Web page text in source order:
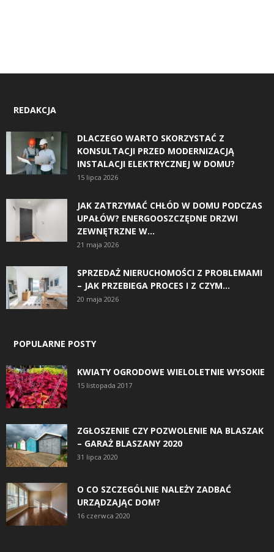
REDAKCJA
DLACZEGO WARTO SKORZYSTAĆ Z
KONSULTACJI PRZED MODERNIZACJĄ
INSTALACJI ELEKTRYCZNEJ W DOMU?
15 lipca 2026
JAK ZATRZYMAĆ CHŁÓD W DOMU PODCZAS
UPAŁÓW? ENERGOOSZCZĘDNE DRZWI
ZEWNĘTRZNE W...
21 maja 2026
SPRZEDAŻ NIERUCHOMOŚCI Z PROBLEMAMI
– JAK PRZEBIEGA PROCES I Z CZYM...
20 maja 2026
POPULARNE POSTY
KWIATY OGRODOWE WIELOLETNIE WYSOKIE
15 listopada 2017
ZGŁOSZENIE CZY POZWOLENIE NA BLASZAK
– GARAŻ BLASZANY 2020
31 lipca 2020
O CO SZCZEGÓLNIE NALEŻY ZADBAĆ
URZĄDZAJĄC DOM?
16 czerwca 2020